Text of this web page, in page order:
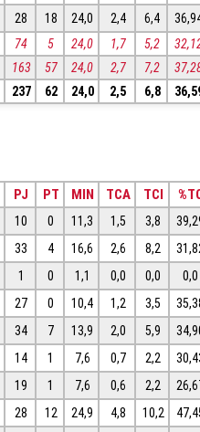
28 18 24,0 2,4 6,4
74 5 24,0 1,7 5,2
163 57 24,0 2,7 7,2
237 62 24,0 2,5 6,8
PJ PT MIN TCA TCI
10 0 11,3 1,5 3,8
33 4 16,6 2,6 8,2
1 0 1,1 0,0 0,0
0,0
27 0 10,4 1,2 3,5
34 7 13,9 2,0 5,9
14 1 7,6 0,7 2,2
19 1 7,6 0,6 2,2
28 12 24,9 4,8 10,2